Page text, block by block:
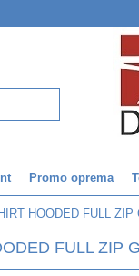
Promo oprema
HOODED FULL
FULL ZIP